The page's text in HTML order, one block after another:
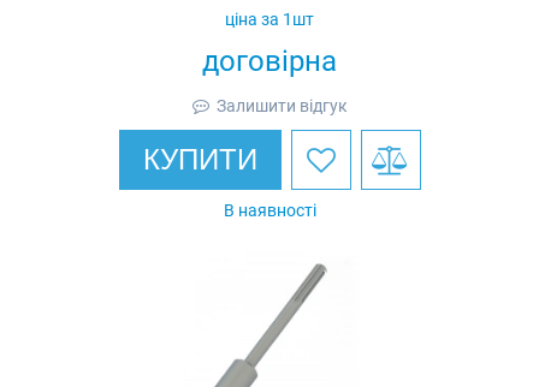
договірна
ціна за 1шт
Залишити відгук
КУПИТИ
В наявності